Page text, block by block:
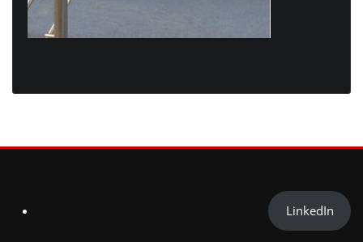
LinkedIn